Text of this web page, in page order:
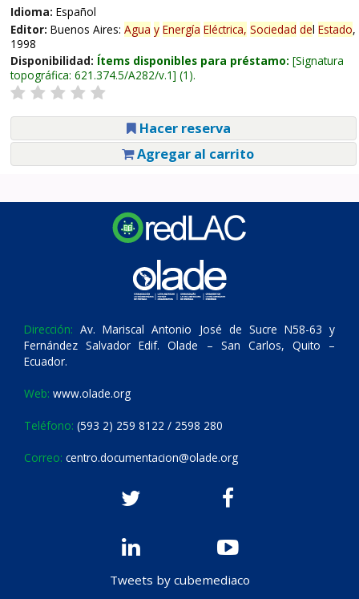
Idioma: Español
Editor: Buenos Aires: Agua y Energía Eléctrica, Sociedad del Estado,
1998
Disponibilidad: Ítems disponibles para préstamo: Signatura
topográfica: 621.374.5/A282/v.1 (1).
Hacer reserva
Agregar al carrito
Dirección: Av. Mariscal Antonio José de Sucre N58-63 y
Fernández Salvador Edif. Olade – San Carlos, Quito –
Ecuador.
Web: www.olade.org
Teléfono: (593 2) 259 8122 / 2598 280
Correo: centro.documentacion@olade.org
Tweets by cubemediaco